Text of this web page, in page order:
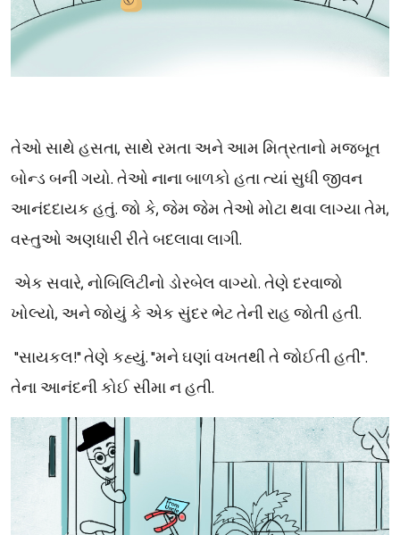
તેઓ સાથે હસતા, સાથે રમતા અને આમ મિત્રતાનો મજબૂત
બોન્ડ બની ગયો. તેઓ નાના બાળકો હતા ત્યાં સુધી જીવન
આનંદદાયક હતું. જો કે, જેમ જેમ તેઓ મોટા થવા લાગ્યા તેમ,
વસ્તુઓ અણધારી રીતે બદલાવા લાગી.
એક સવારે, નોબિલિટીનો ડોરબેલ વાગ્યો. તેણે દરવાજો
ખોલ્યો, અને જોયું કે એક સુંદર ભેટ તેની રાહ જોતી હતી.
"સાયકલ!" તેણે કહ્યું. "મને ઘણાં વખતથી તે જોઈતી હતી".
તેના આનંદની કોઈ સીમા ન હતી.